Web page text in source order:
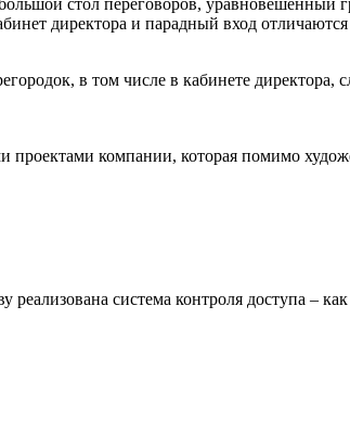
стол переговоров, уравновешенный
директора и парадный вход
в том числе в кабинете директора,
компании, которая помимо
система контроля доступа –